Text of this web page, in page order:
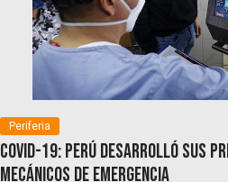
Periferia
Covid-19: Perú desarrolló sus
mecánicos de emergencia